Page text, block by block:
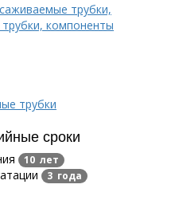
трубки,
компоненты
трубки
сроки
10 лет
3 года